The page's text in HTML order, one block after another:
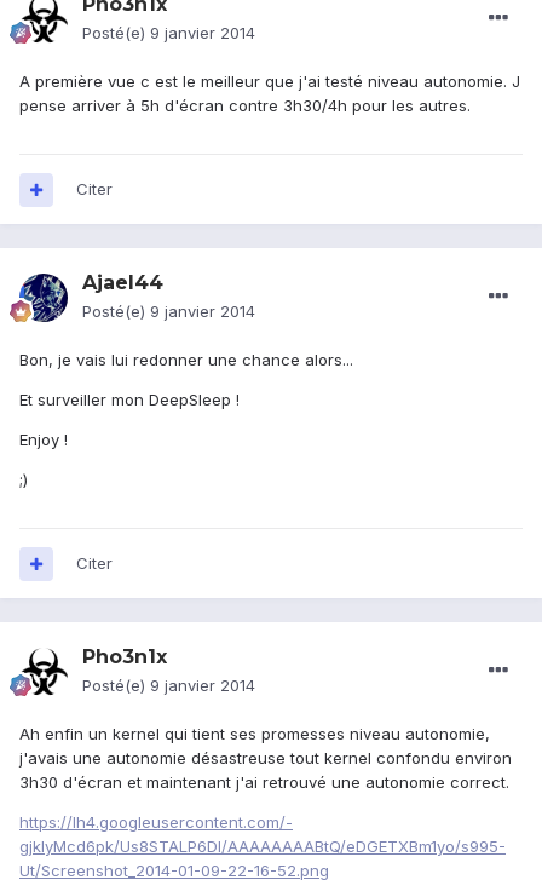
Pho3n1x
Posté(e) 9 janvier 2014
A première vue c est le meilleur que j'ai testé niveau autonomie. J
pense arriver à 5h d'écran contre 3h30/4h pour les autres.
Citer
Ajael44
Posté(e) 9 janvier 2014
Bon, je vais lui redonner une chance alors...
Et surveiller mon DeepSleep !
Enjoy !
;)
Citer
Pho3n1x
Posté(e) 9 janvier 2014
Ah enfin un kernel qui tient ses promesses niveau autonomie,
j'avais une autonomie désastreuse tout kernel confondu environ
3h30 d'écran et maintenant j'ai retrouvé une autonomie correct.
https://lh4.googleusercontent.com/-
gjkIyMcd6pk/Us8STALP6DI/AAAAAAAABtQ/eDGETXBm1yo/s995-
Ut/Screenshot_2014-01-09-22-16-52.png